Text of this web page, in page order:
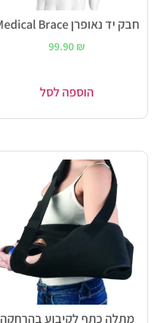
חבק יד נאופרן Medical Brace
99.90 ₪
הוספה לסל
מתלה כתף לקיבוע בהרחקה